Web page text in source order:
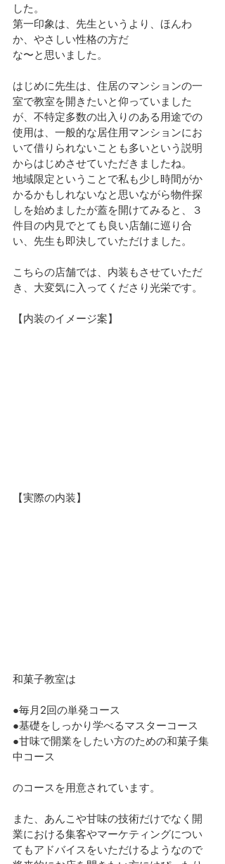
した。
第一印象は、先生というより、ほんわ
か、やさしい性格の方だ
な〜と思いました。
はじめに先生は、住居のマンションの一
室で教室を開きたいと仰っていました
が、不特定多数の出入りのある用途での
使用は、一般的な居住用マンションにお
いて借りられないことも多いという説明
からはじめさせていただきましたね。
地域限定ということで私も少し時間がか
かるかもしれないなと思いながら物件探
しを始めましたが蓋を開けてみると、３
件目の内見でとても良い店舗に巡り合
い、先生も即決していただけました。
こちらの店舗では、内装もさせていただ
き、大変気に入ってくださり光栄です。
【内装のイメージ案】
【実際の内装】
和菓子教室は
●毎月2回の単発コース
●基礎をしっかり学べるマスターコース
●甘味で開業をしたい方のための和菓子集
中コース
のコースを用意されています。
また、あんこや甘味の技術だけでなく開
業における集客やマーケティングについ
てもアドバイスをいただけるようなので